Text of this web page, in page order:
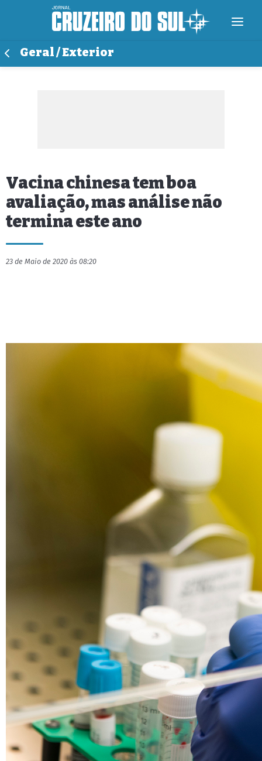
Geral / Exterior
Vacina chinesa tem boa
avaliação, mas análise não
termina este ano
23 de Maio de 2020 às 08:20